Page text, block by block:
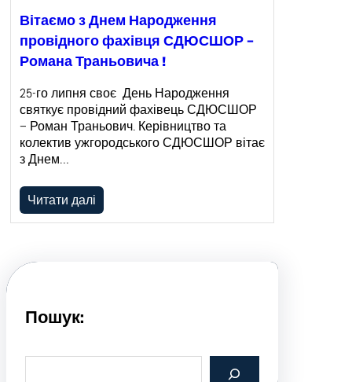
Вітаємо з Днем Народження
провідного фахівця СДЮСШОР –
Романа Траньовича !
25-го липня своє День Народження
святкує провідний фахівець СДЮСШОР
– Роман Траньович. Керівництво та
колектив ужгородського СДЮСШОР вітає
з Днем…
Читати далі
Пошук: